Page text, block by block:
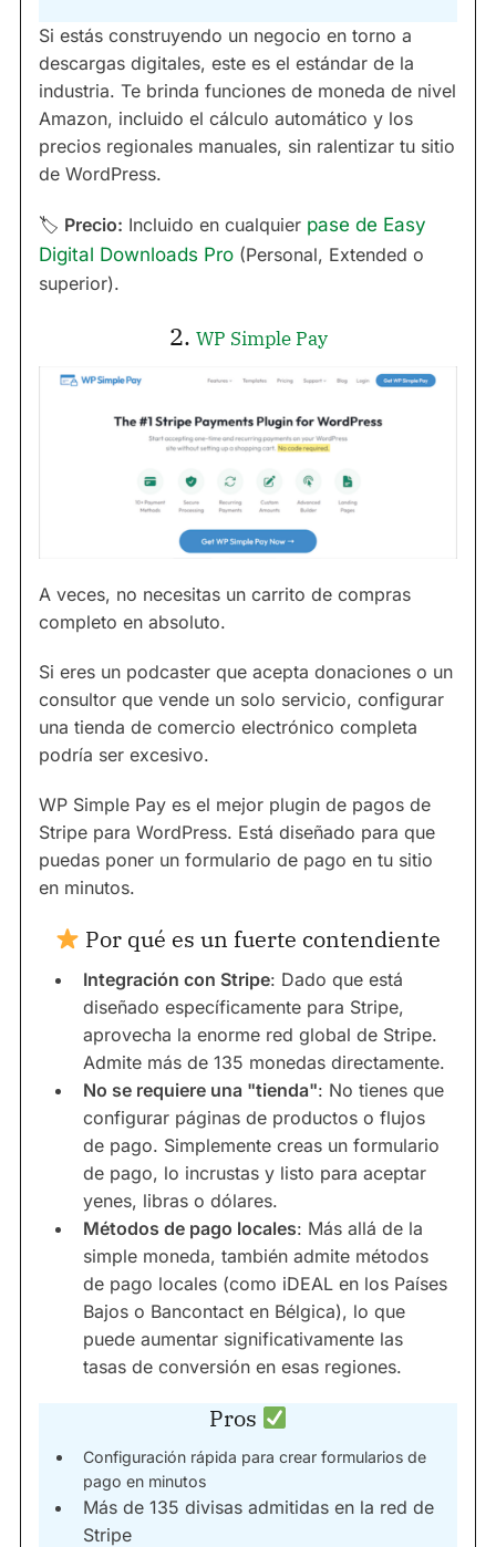
Si estás construyendo un negocio en torno a
descargas digitales, este es el estándar de la
industria. Te brinda funciones de moneda de nivel
Amazon, incluido el cálculo automático y los
precios regionales manuales, sin ralentizar tu sitio
de WordPress.
🏷 Precio: Incluido en cualquier pase de Easy
Digital Downloads Pro (Personal, Extended o
superior).
2. WP Simple Pay
A veces, no necesitas un carrito de compras
completo en absoluto.
Si eres un podcaster que acepta donaciones o un
consultor que vende un solo servicio, configurar
una tienda de comercio electrónico completa
podría ser excesivo.
WP Simple Pay es el mejor plugin de pagos de
Stripe para WordPress. Está diseñado para que
puedas poner un formulario de pago en tu sitio
en minutos.
Por qué es un fuerte contendiente
Integración con Stripe: Dado que está
diseñado específicamente para Stripe,
aprovecha la enorme red global de Stripe.
Admite más de 135 monedas directamente.
No se requiere una "tienda": No tienes que
configurar páginas de productos o flujos
de pago. Simplemente creas un formulario
de pago, lo incrustas y listo para aceptar
yenes, libras o dólares.
Métodos de pago locales: Más allá de la
simple moneda, también admite métodos
de pago locales (como iDEAL en los Países
Bajos o Bancontact en Bélgica), lo que
puede aumentar significativamente las
tasas de conversión en esas regiones.
Pros
Configuración rápida para crear formularios de
pago en minutos
Más de 135 divisas admitidas en la red de
Stripe